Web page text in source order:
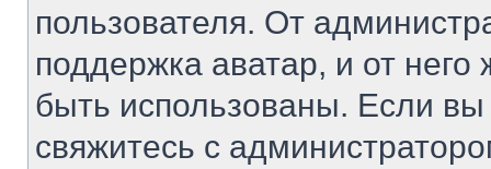
пользователя. От
поддержка аватар, и от него
быть использованы. Если
свяжитесь с